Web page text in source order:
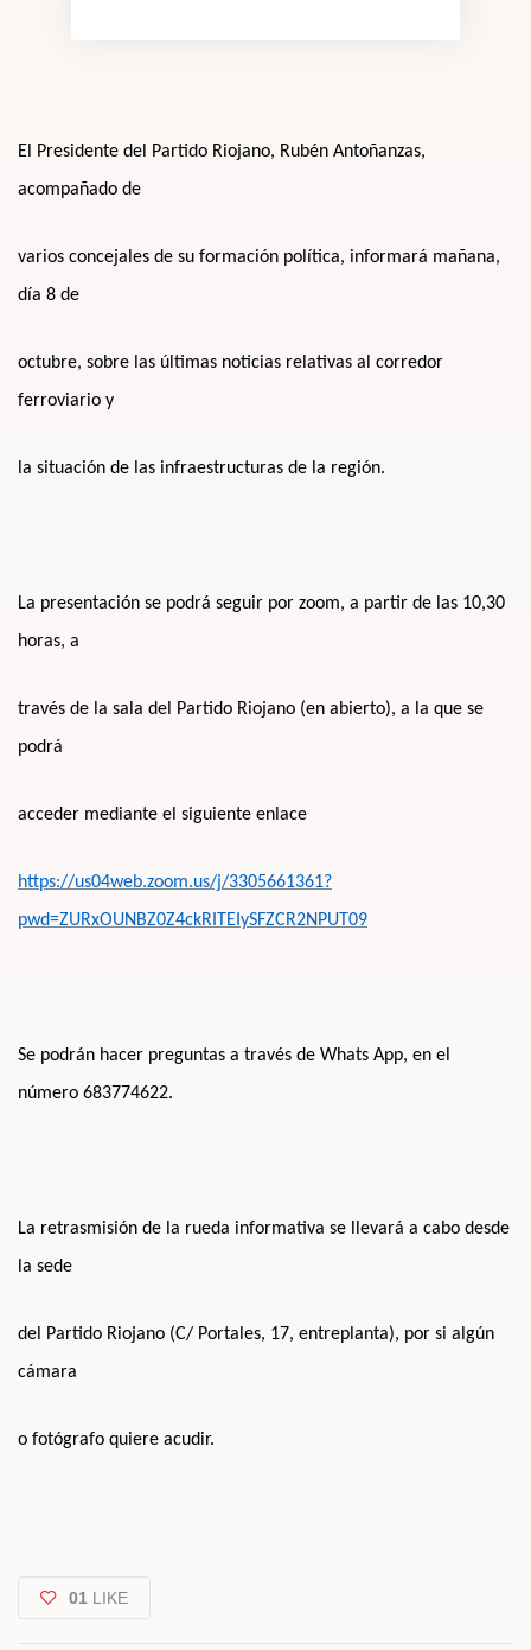
El Presidente del Partido Riojano, Rubén Antoñanzas,
acompañado de
varios concejales de su formación política, informará mañana,
día 8 de
octubre, sobre las últimas noticias relativas al corredor
ferroviario y
la situación de las infraestructuras de la región.
La presentación se podrá seguir por zoom, a partir de las 10,30
horas, a
través de la sala del Partido Riojano (en abierto), a la que se
podrá
acceder mediante el siguiente enlace
https://us04web.zoom.us/j/3305661361?
pwd=ZURxOUNBZ0Z4ckRITEIySFZCR2NPUT09
Se podrán hacer preguntas a través de Whats App, en el
número 683774622.
La retrasmisión de la rueda informativa se llevará a cabo desde
la sede
del Partido Riojano (C/ Portales, 17, entreplanta), por si algún
cámara
o fotógrafo quiere acudir.
01 LIKE